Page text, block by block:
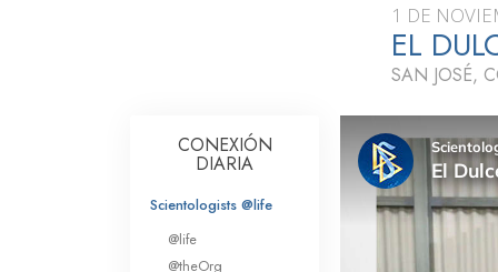
Qué dicen los
Scientology
Conoce a un
Dentro de una Iglesia
Los Principios
Una Introducción a
1 DE
EL
SAN JOSÉ,
CONEXIÓN
DIARIA
Scientologists @life
@life
@theOrg